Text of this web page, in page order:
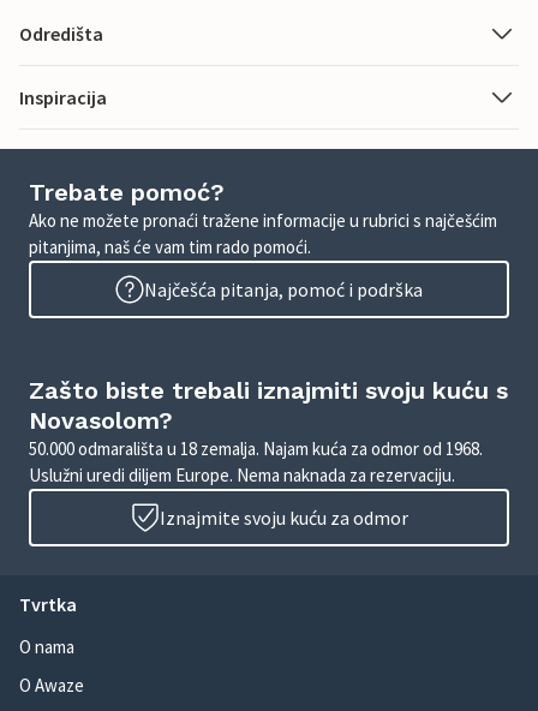
Odredišta
Inspiracija
Trebate pomoć?
Ako ne možete pronaći tražene informacije u rubrici s najčešćim
pitanjima, naš će vam tim rado pomoći.
Najčešća pitanja, pomoć i podrška
Zašto biste trebali iznajmiti svoju kuću s
Novasolom?
50.000 odmarališta u 18 zemalja. Najam kuća za odmor od 1968.
Uslužni uredi diljem Europe. Nema naknada za rezervaciju.
Iznajmite svoju kuću za odmor
Tvrtka
O nama
O Awaze